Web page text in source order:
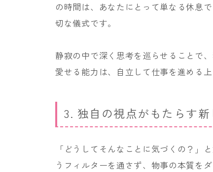
の時間は、あなたにとって単なる休息
切な儀式です。
静寂の中で深く思考を巡らせることで
愛せる能力は、自立して仕事を進める
3. 独自の視点がもたらす
「どうしてそんなことに気づくの？」
うフィルターを通さず、物事の本質を